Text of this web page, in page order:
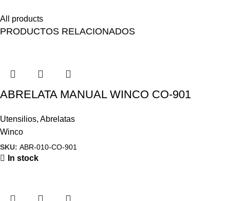
All products
PRODUCTOS RELACIONADOS
ABRELATA MANUAL WINCO CO-901
Utensilios, Abrelatas
Winco
SKU: ABR-010-CO-901
In stock